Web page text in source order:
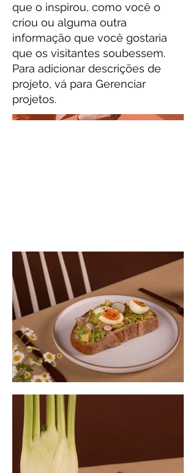
que o inspirou, como você o
criou ou alguma outra
informação que você gostaria
que os visitantes soubessem.
Para adicionar descrições de
projeto, vá para Gerenciar
projetos.